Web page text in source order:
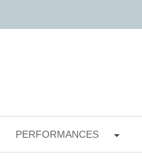
PERFORMANCES